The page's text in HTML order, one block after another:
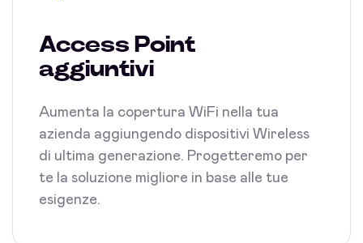
Access Point
aggiuntivi
Aumenta la copertura WiFi nella tua
azienda aggiungendo dispositivi Wireless
di ultima generazione. Progetteremo per
te la soluzione migliore in base alle tue
esigenze.